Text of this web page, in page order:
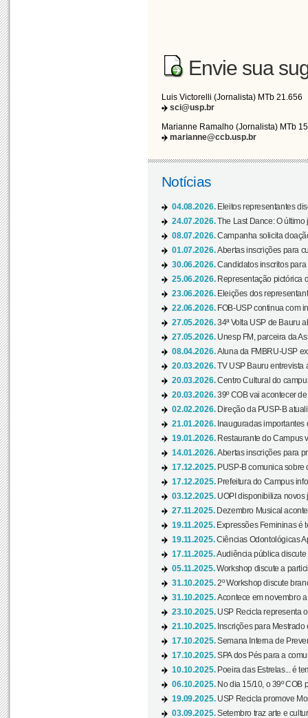
Envie sua
Luis Victorelli (Jornalista) MTb 21.656
sci@usp.br
Marianne Ramalho (Jornalista) MTb
marianne@ccb.usp.br
Notícias
04.08.2026. Eleitos representantes
24.07.2026.The Last Dance: O
08.07.2026.Campanha solicita
01.07.2026.Abertas inscrições para
30.06.2026.Candidatos inscritos
25.06.2026. Representação pictórica
23.06.2026. Eleições dos
22.06.2026. FOB-USP continua com
27.05.2026.34ª Volta USP de Bauru
27.05.2026. Unesp FM, parceira da
08.04.2026.Aluna da FMBRU-USP
20.03.2026.TV USP Bauru entrevista
20.03.2026.Centro Cultural do
20.03.2026.39º COB vai acontecer
02.02.2026. Direção da PUSP-B
21.01.2026. Inauguradas
19.01.2026. Restaurante do Campus
14.01.2026.Abertas inscrições para
17.12.2025. PUSP-B comunica sobre
17.12.2025. Prefeitura do Campus
03.12.2025. UOPI disponibiliza novos
27.11.2025. Dezembro Musical
19.11.2025. Expressões Femininas é
19.11.2025.Ciências Odontológicas
17.11.2025.Audiência pública
05.11.2025.Workshop discute a
31.10.2025.2º Workshop discute
31.10.2025.Acontece em novembro
23.10.2025. USP Recicla representa
21.10.2025. Inscrições para
17.10.2025.Semana Interna de
17.10.2025.SPA dos Pés para a
10.10.2025. Poeira das Estrelas... é
06.10.2025. No dia 15/10, o 39º COB
19.09.2025. USP Recicla promove
03.09.2025.Setembro traz arte e